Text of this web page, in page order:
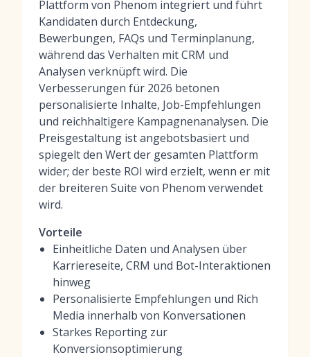
Plattform von Phenom integriert und führt
Kandidaten durch Entdeckung,
Bewerbungen, FAQs und Terminplanung,
während das Verhalten mit CRM und
Analysen verknüpft wird. Die
Verbesserungen für 2026 betonen
personalisierte Inhalte, Job-Empfehlungen
und reichhaltigere Kampagnenanalysen. Die
Preisgestaltung ist angebotsbasiert und
spiegelt den Wert der gesamten Plattform
wider; der beste ROI wird erzielt, wenn er mit
der breiteren Suite von Phenom verwendet
wird.
Vorteile
Einheitliche Daten und Analysen über
Karriereseite, CRM und Bot-Interaktionen
hinweg
Personalisierte Empfehlungen und Rich
Media innerhalb von Konversationen
Starkes Reporting zur
Konversionsoptimierung